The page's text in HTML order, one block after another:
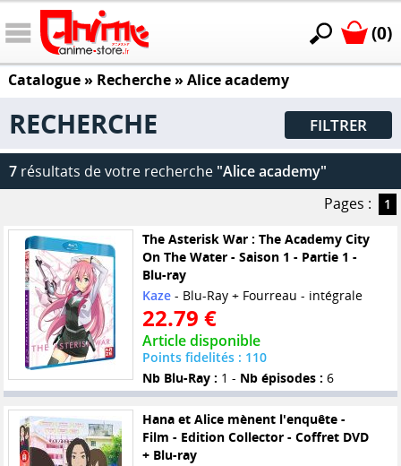
(0)
Catalogue» Recherche » Alice academy
RECHERCHE FILTRER
7 résultats de votre recherche "Alice academy"
Pages :
1
The Asterisk War : The Academy City
On The Water - Saison 1 - Partie 1 -
Blu-ray
Kaze- Blu-Ray + Fourreau - intégrale
22.79 €
Article disponible
Points fidelités : 110
Nb Blu-Ray : 1 - Nb épisodes : 6
Hana et Alice mènent l'enquête -
Film - Edition Collector - Coffret DVD
+ Blu-ray